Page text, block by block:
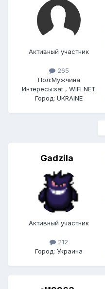
Активный участник
265
Пол:Мужчина
Интересы:sat , WIFI NET
Город: UKRAINE
Gadzila
Активный участник
212
Город: Украина